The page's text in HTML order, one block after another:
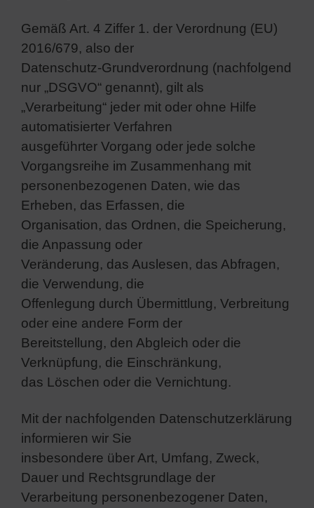
Gemäß Art. 4 Ziffer 1. der Verordnung (EU)
2016/679, also der
Datenschutz-Grundverordnung (nachfolgend
nur „DSGVO“ genannt), gilt als
„Verarbeitung“ jeder mit oder ohne Hilfe
automatisierter Verfahren
ausgeführter Vorgang oder jede solche
Vorgangsreihe im Zusammenhang mit
personenbezogenen Daten, wie das
Erheben, das Erfassen, die
Organisation, das Ordnen, die Speicherung,
die Anpassung oder
Veränderung, das Auslesen, das Abfragen,
die Verwendung, die
Offenlegung durch Übermittlung, Verbreitung
oder eine andere Form der
Bereitstellung, den Abgleich oder die
Verknüpfung, die Einschränkung,
das Löschen oder die Vernichtung.
Mit der nachfolgenden Datenschutzerklärung
informieren wir Sie
insbesondere über Art, Umfang, Zweck,
Dauer und Rechtsgrundlage der
Verarbeitung personenbezogener Daten,